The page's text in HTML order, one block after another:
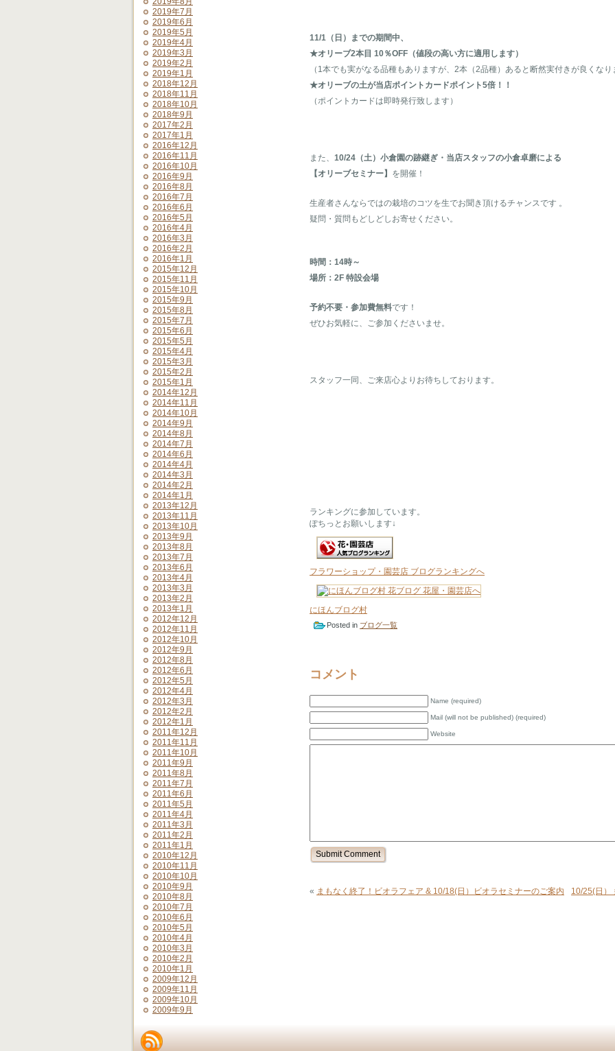
2019年7月
2019年6月
2019年5月
2019年4月
2019年3月
2019年2月
2019年1月
2018年12月
2018年11月
2018年10月
2018年9月
2017年2月
2017年1月
2016年12月
2016年11月
2016年10月
2016年9月
2016年8月
2016年7月
2016年6月
2016年5月
2016年4月
2016年3月
2016年2月
2016年1月
2015年12月
2015年11月
2015年10月
2015年9月
2015年8月
2015年7月
2015年6月
2015年5月
2015年4月
2015年3月
2015年2月
2015年1月
2014年12月
2014年11月
2014年10月
2014年9月
2014年8月
2014年7月
2014年6月
2014年4月
2014年3月
2014年2月
2014年1月
2013年12月
2013年11月
2013年10月
2013年9月
2013年8月
2013年7月
2013年6月
2013年4月
2013年3月
2013年2月
2013年1月
2012年12月
2012年11月
2012年10月
2012年9月
2012年8月
2012年6月
2012年5月
2012年4月
2012年3月
2012年2月
2012年1月
2011年12月
2011年11月
2011年10月
2011年9月
2011年8月
2011年7月
2011年6月
2011年5月
2011年4月
2011年3月
2011年2月
2011年1月
2010年12月
2010年11月
2010年10月
2010年9月
2010年8月
2010年7月
2010年6月
2010年5月
2010年4月
2010年3月
2010年2月
2010年1月
2009年12月
2009年11月
2009年10月
2009年9月
11/1（日）までの期間中、
★オリーブ2本目 10％OFF（値段の高い方に適用します）
（1本でも実がなる品種もありますが、2本（2品種）あると断然実付きが良くなり
★オリーブの土が当店ポイントカードポイント5倍！！
（ポイントカードは即時発行致します）
また、 10/24（土）小倉園の跡継ぎ・当店スタッフの小倉卓磨による
【オリーブセミナー】 を開催！
生産者さんならではの栽培のコツを生でお聞き頂けるチャンスです 。
疑問・質問もどしどしお寄せください。
時間：14時～
場所：2F 特設会場
予約不要・参加費無料です！
ぜひお気軽に、ご参加くださいませ。
スタッフ一同、ご来店心よりお待ちしております。
ランキングに参加しています。
ぽちっとお願いします↓
フラワーショップ・園芸店 ブログランキングへ
にほんブログ村
Posted in ブログ一覧
コメント
Name (required)
Mail (will not be published) (required)
Website
« まもなく終了！ビオラフェア & 10/18(日）ビオラセミナーのご案内 10/25(日）